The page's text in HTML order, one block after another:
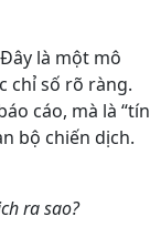
là một mô
chỉ số rõ ràng.
cáo, mà là “tín
bộ chiến dịch.
ra sao?